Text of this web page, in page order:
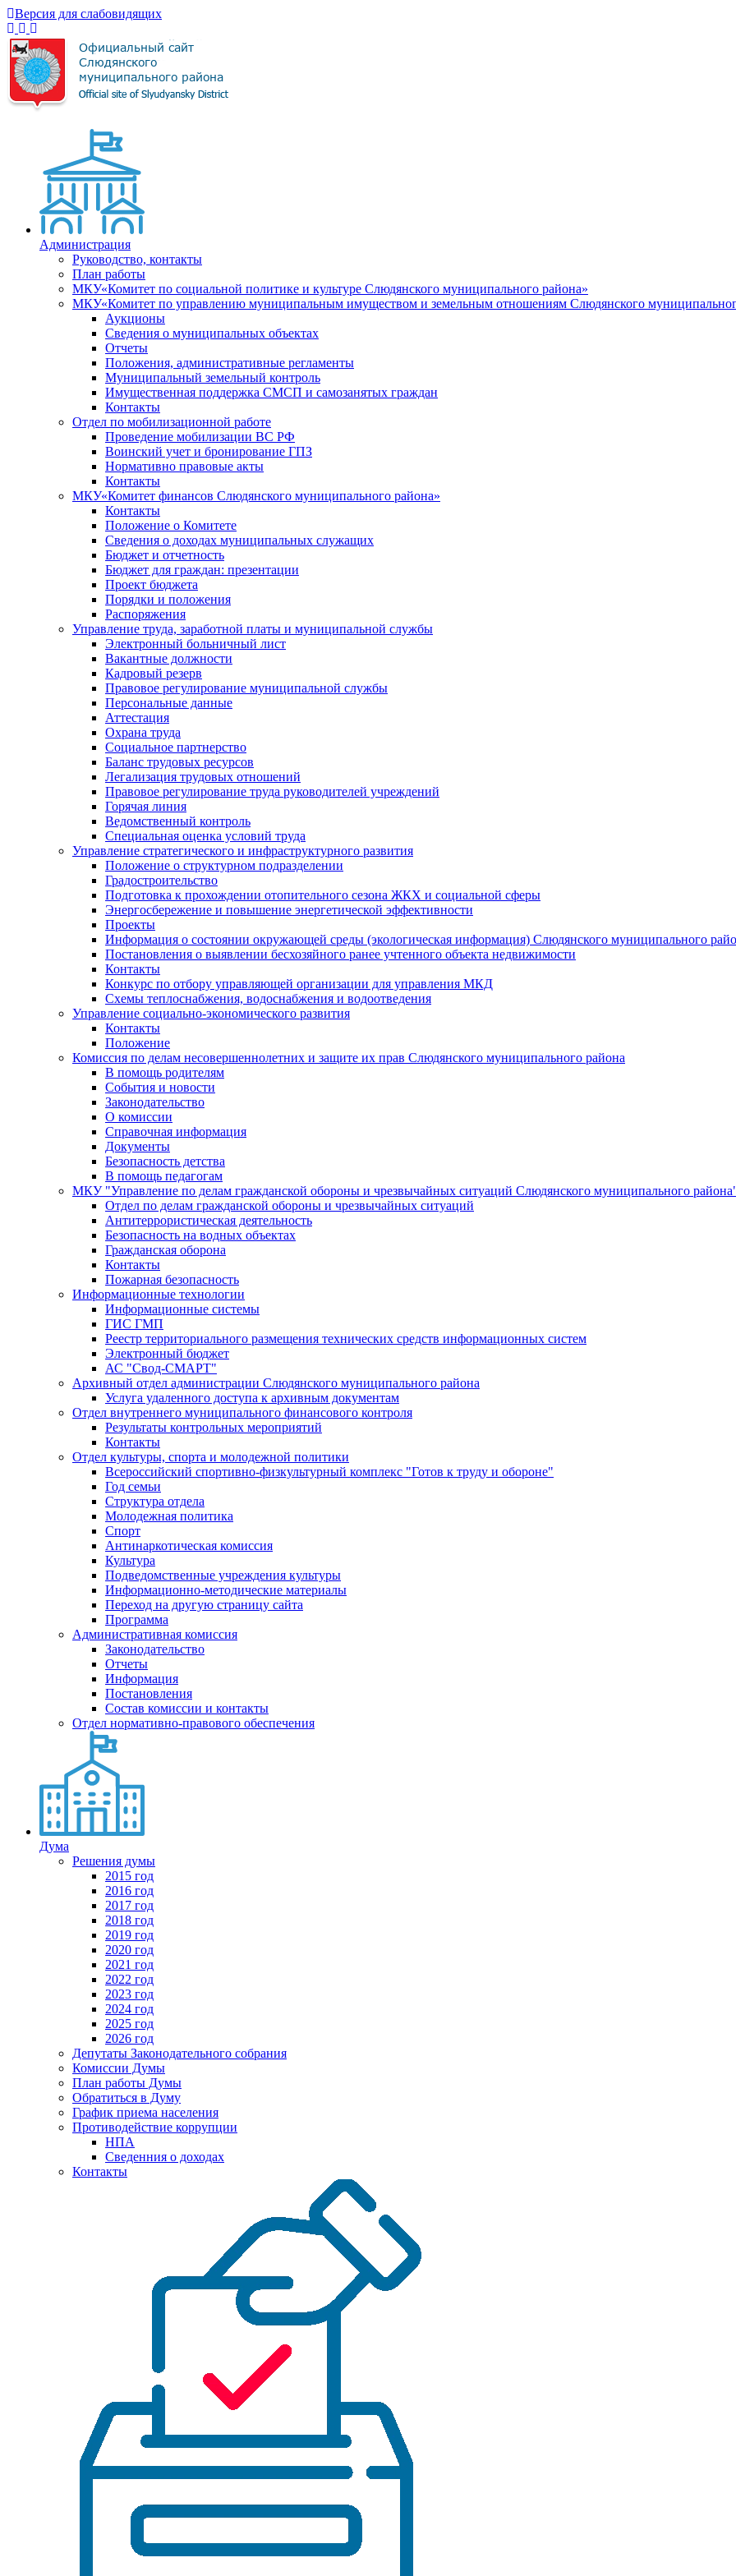
Версия для слабовидящих
Администрация
Руководство, контакты
План работы
МКУ«Комитет по социальной политике и культуре Слюдянского муниципального района»
МКУ«Комитет по управлению муниципальным имуществом и земельным отношениям Слюдянского
Аукционы
Сведения о муниципальных объектах
Отчеты
Положения, административные регламенты
Муниципальный земельный контроль
Имущественная поддержка СМСП и самозанятых граждан
Контакты
Отдел по мобилизационной работе
Проведение мобилизации ВС РФ
Воинский учет и бронирование ГПЗ
Нормативно правовые акты
Контакты
МКУ«Комитет финансов Слюдянского муниципального района»
Контакты
Положение о Комитете
Сведения о доходах муниципальных служащих
Бюджет и отчетность
Бюджет для граждан: презентации
Проект бюджета
Порядки и положения
Распоряжения
Управление труда, заработной платы и муниципальной службы
Электронный больничный лист
Вакантные должности
Кадровый резерв
Правовое регулирование муниципальной службы
Персональные данные
Аттестация
Охрана труда
Социальное партнерство
Баланс трудовых ресурсов
Легализация трудовых отношений
Правовое регулирование труда руководителей учреждений
Горячая линия
Ведомственный контроль
Специальная оценка условий труда
Управление стратегического и инфраструктурного развития
Положение о структурном подразделении
Градостроительство
Подготовка к прохождении отопительного сезона ЖКХ и социальной сферы
Энергосбережение и повышение энергетической эффективности
Проекты
Информация о состоянии окружающей среды (экологическая информация) Слюдянского муниципального
Постановления о выявлении бесхозяйного ранее учтенного объекта недвижимости
Контакты
Конкурс по отбору управляющей организации для управления МКД
Схемы теплоснабжения, водоснабжения и водоотведения
Управление социально-экономического развития
Контакты
Положение
Комиссия по делам несовершеннолетних и защите их прав Слюдянского муниципального района
В помощь родителям
События и новости
Законодательство
О комиссии
Справочная информация
Документы
Безопасность детства
В помощь педагогам
МКУ "Управление по делам гражданской обороны и чрезвычайных ситуаций Слюдянского муниципального
Отдел по делам гражданской обороны и чрезвычайных ситуаций
Антитеррористическая деятельность
Безопасность на водных объектах
Гражданская оборона
Контакты
Пожарная безопасность
Информационные технологии
Информационные системы
ГИС ГМП
Реестр территориального размещения технических средств информационных систем
Электронный бюджет
АС "Свод-СМАРТ"
Архивный отдел администрации Слюдянского муниципального района
Услуга удаленного доступа к архивным документам
Отдел внутреннего муниципального финансового контроля
Результаты контрольных мероприятий
Контакты
Отдел культуры, спорта и молодежной политики
Всероссийский спортивно-физкультурный комплекс "Готов к труду и обороне"
Год семьи
Структура отдела
Молодежная политика
Спорт
Антинаркотическая комиссия
Культура
Подведомственные учреждения культуры
Информационно-методические материалы
Переход на другую страницу сайта
Программа
Административная комиссия
Законодательство
Отчеты
Информация
Постановления
Состав комиссии и контакты
Отдел нормативно-правового обеспечения
Дума
Решения думы
2015 год
2016 год
2017 год
2018 год
2019 год
2020 год
2021 год
2022 год
2023 год
2024 год
2025 год
2026 год
Депутаты Законодательного собрания
Комиссии Думы
План работы Думы
Обратиться в Думу
График приема населения
Противодействие коррупции
НПА
Сведенния о доходах
Контакты